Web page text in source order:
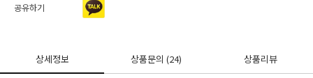
공유하기
상세정보 상품문의(24) 상품리뷰